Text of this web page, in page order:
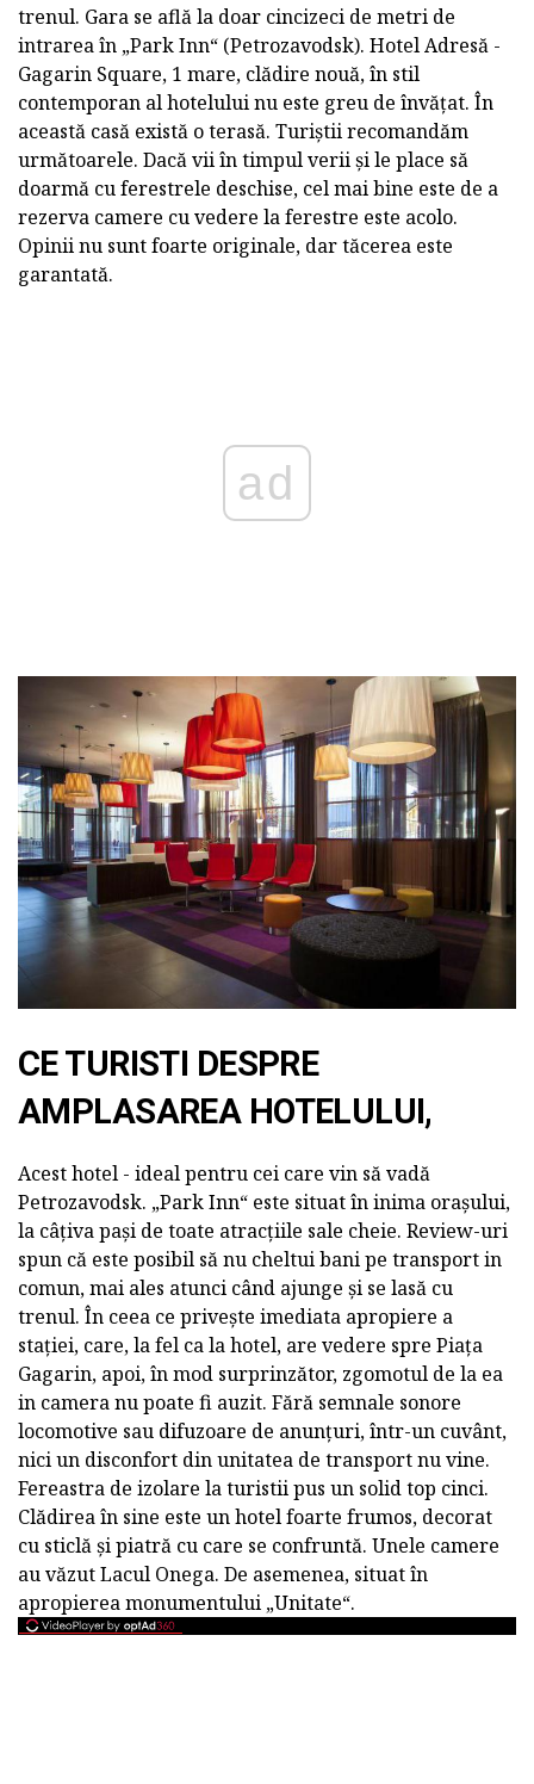
trenul. Gara se află la doar cincizeci de metri de
intrarea în „Park Inn“ (Petrozavodsk). Hotel Adresă -
Gagarin Square, 1 mare, clădire nouă, în stil
contemporan al hotelului nu este greu de învățat. În
această casă există o terasă. Turiștii recomandăm
următoarele. Dacă vii în timpul verii și le place să
doarmă cu ferestrele deschise, cel mai bine este de a
rezerva camere cu vedere la ferestre este acolo.
Opinii nu sunt foarte originale, dar tăcerea este
garantată.
ad
CE TURISTI DESPRE
AMPLASAREA HOTELULUI,
Acest hotel - ideal pentru cei care vin să vadă
Petrozavodsk. „Park Inn“ este situat în inima orașului,
la câțiva pași de toate atracțiile sale cheie. Review-uri
spun că este posibil să nu cheltui bani pe transport in
comun, mai ales atunci când ajunge și se lasă cu
trenul. În ceea ce privește imediata apropiere a
stației, care, la fel ca la hotel, are vedere spre Piața
Gagarin, apoi, în mod surprinzător, zgomotul de la ea
in camera nu poate fi auzit. Fără semnale sonore
locomotive sau difuzoare de anunțuri, într-un cuvânt,
nici un disconfort din unitatea de transport nu vine.
Fereastra de izolare la turistii pus un solid top cinci.
Clădirea în sine este un hotel foarte frumos, decorat
cu sticlă și piatră cu care se confruntă. Unele camere
au văzut Lacul Onega. De asemenea, situat în
apropierea monumentului „Unitate“.